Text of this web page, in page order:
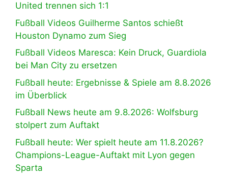
United trennen sich 1:1
Fußball Videos Guilherme Santos schießt
Houston Dynamo zum Sieg
Fußball Videos Maresca: Kein Druck, Guardiola
bei Man City zu ersetzen
Fußball heute: Ergebnisse & Spiele am 8.8.2026
im Überblick
Fußball News heute am 9.8.2026: Wolfsburg
stolpert zum Auftakt
Fußball heute: Wer spielt heute am 11.8.2026?
Champions-League-Auftakt mit Lyon gegen
Sparta